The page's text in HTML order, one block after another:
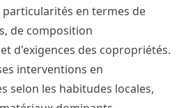
particularités en termes de
de composition
d'exigences des copropriétés.
interventions en
selon les habitudes locales,